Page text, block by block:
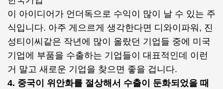
이 아이디어가 언더독으로 수익이 많이 날 수 있는 주
식입니다. 아주 게으르게 생각한다면 디와이파워, 진
성티이씨같은 작년에 많이 올랐던 기업들 중에 미국
기업에 부품을 수출하는 기업들이 대표적인데 이런
거 말고 새로운 기업을 찾으면 좋을 겁니다.
4. 중국이 위안화를 절상해서 수출이 둔화되었을 때